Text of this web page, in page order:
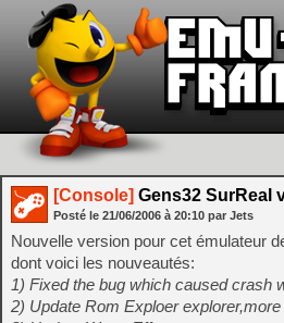
[Console] Gens32 SurReal
Posté le 21/06/2006 à 20:10 par Jets
Nouvelle version pour cet émulateur
dont voici les nouveautés:
1) Fixed the bug which caused crash
2) Update Rom Exploer